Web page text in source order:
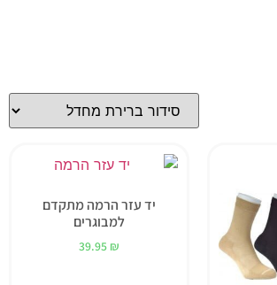
יד עזר הרמה מתקדם
למבוגרים
39.95 ₪